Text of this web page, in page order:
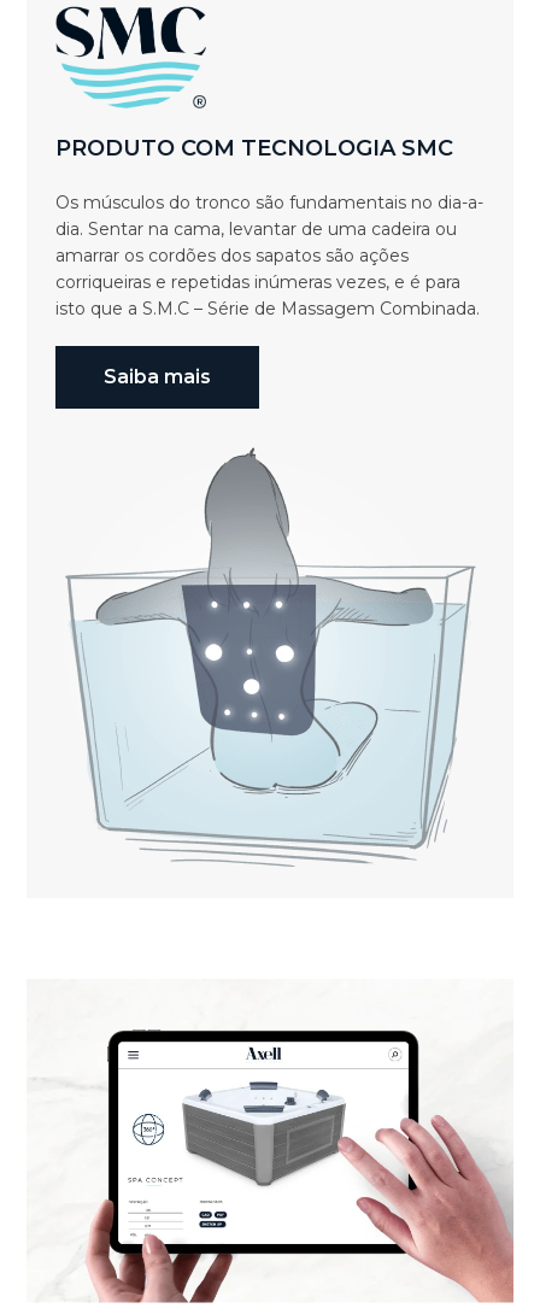
PRODUTO COM TECNOLOGIA SMC
Os músculos do tronco são fundamentais no dia-a-
dia. Sentar na cama, levantar de uma cadeira ou
amarrar os cordões dos sapatos são ações
corriqueiras e repetidas inúmeras vezes, e é para
isto que a S.M.C – Série de Massagem Combinada.
Saiba mais